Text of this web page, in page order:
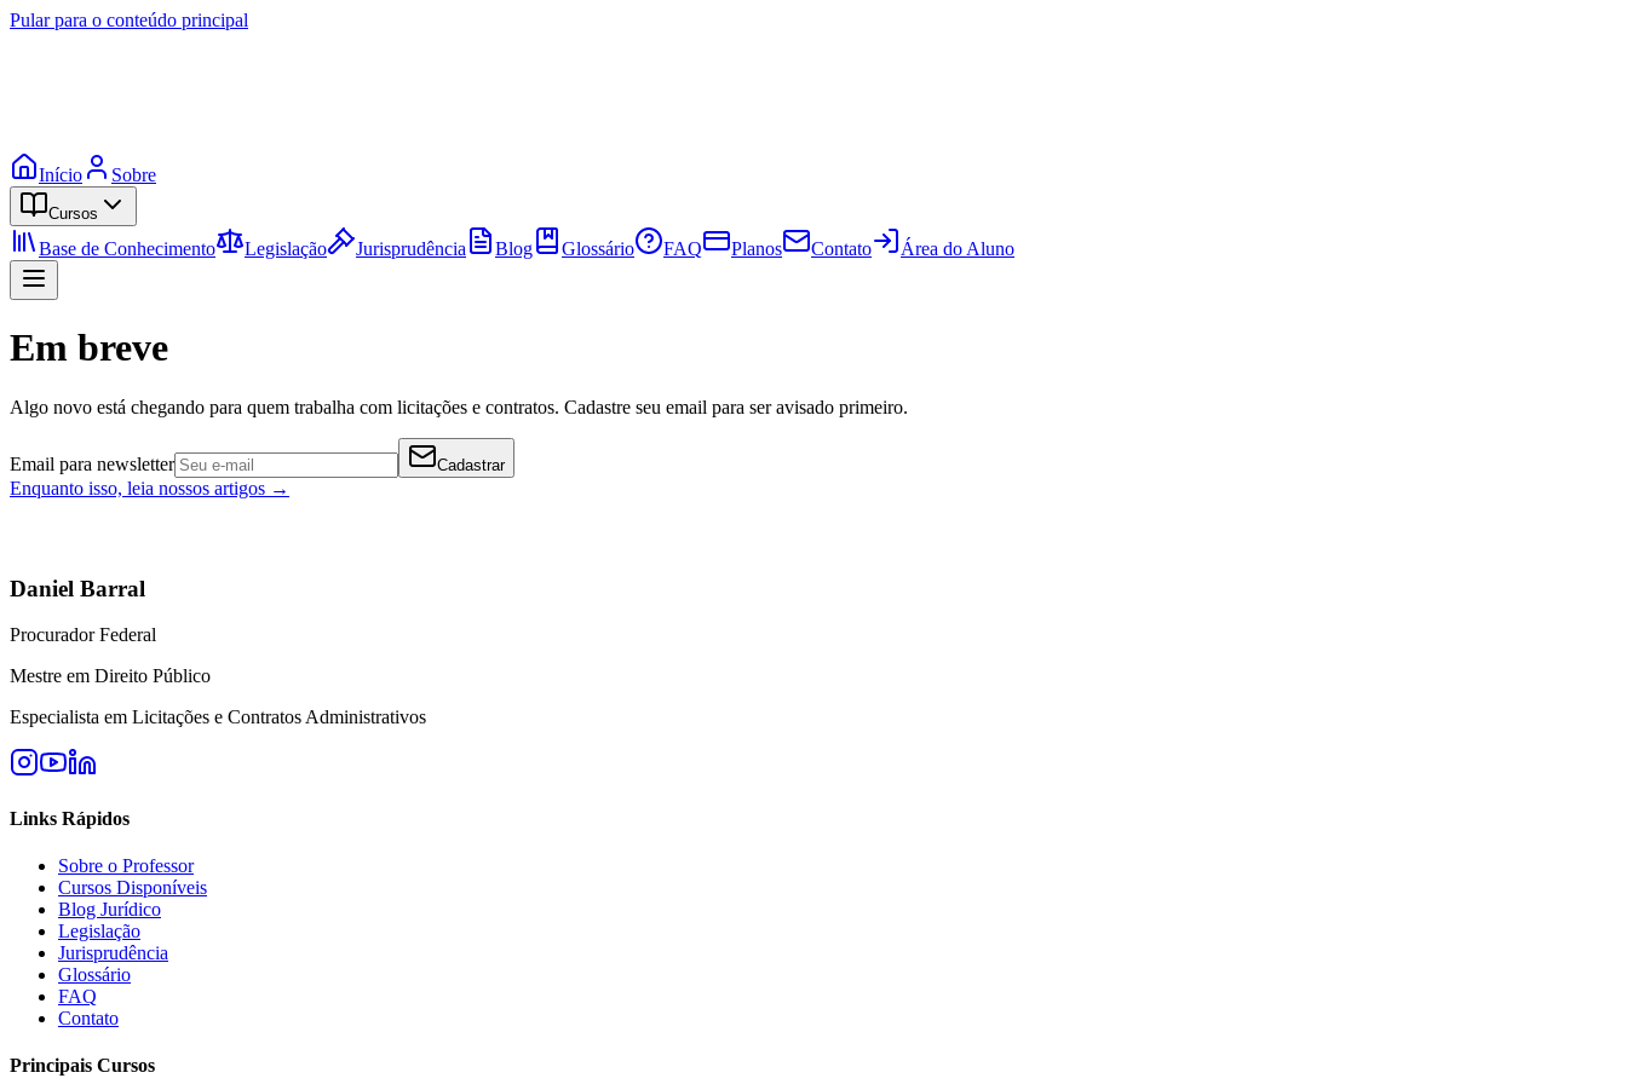
Pular para o conteúdo principal
Início Sobre
Cursos
Base de Conhecimento Legislação Jurisprudência Blog Glossário FAQ Planos Contato Área do Aluno
Em breve
Algo novo está chegando para quem trabalha com licitações e contratos. Cadastre seu email para ser avisado primeiro.
Email para newsletter Cadastrar
Enquanto isso, leia nossos artigos →
Daniel Barral
Procurador Federal
Mestre em Direito Público
Especialista em Licitações e Contratos Administrativos
Links Rápidos
Sobre o Professor
Cursos Disponíveis
Blog Jurídico
Legislação
Jurisprudência
Glossário
FAQ
Contato
Principais Cursos